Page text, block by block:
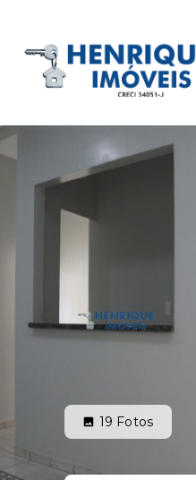
19 Fotos